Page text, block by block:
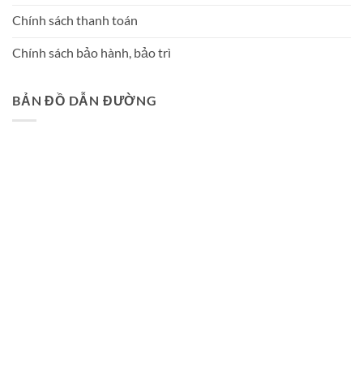
Chính sách thanh toán
Chính sách bảo hành, bảo trì
BẢN ĐỒ DẪN ĐƯỜNG